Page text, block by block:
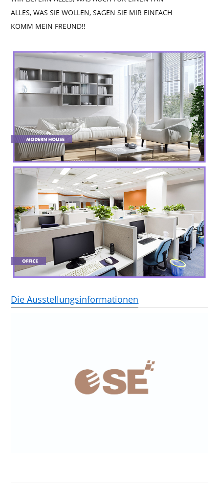
ALLES, WAS SIE WOLLEN, SAGEN SIE MIR EINFACH
KOMM MEIN FREUND!!
Die Ausstellungsinformationen